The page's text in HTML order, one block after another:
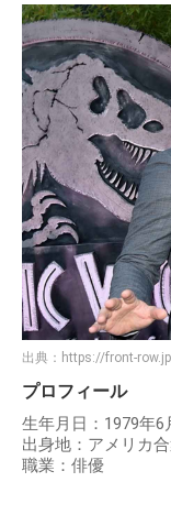
出典： https://front-row.jp
プロフィール
生年月日：1979年6
出身地：アメリカ
職業：俳優